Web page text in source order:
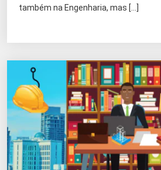
também na Engenharia, mas […]